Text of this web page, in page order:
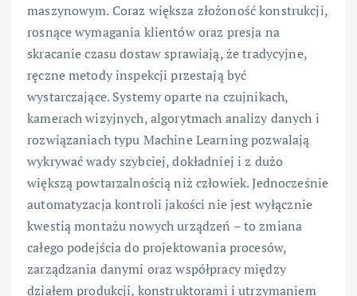
maszynowym. Coraz większa złożoność konstrukcji,
rosnące wymagania klientów oraz presja na
skracanie czasu dostaw sprawiają, że tradycyjne,
ręczne metody inspekcji przestają być
wystarczające. Systemy oparte na czujnikach,
kamerach wizyjnych, algorytmach analizy danych i
rozwiązaniach typu Machine Learning pozwalają
wykrywać wady szybciej, dokładniej i z dużo
większą powtarzalnością niż człowiek. Jednocześnie
automatyzacja kontroli jakości nie jest wyłącznie
kwestią montażu nowych urządzeń – to zmiana
całego podejścia do projektowania procesów,
zarządzania danymi oraz współpracy między
działem produkcji, konstruktorami i utrzymaniem